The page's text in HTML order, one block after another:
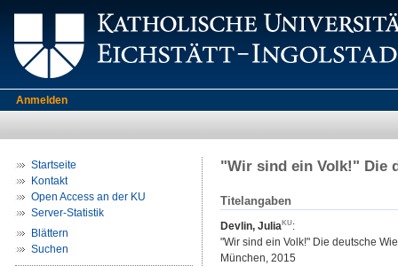
Anmelden
Startseite
Kontakt
Open Access an der KU
Server-Statistik
Blättern
Suchen
"Wir sind ein Volk!" Die
Titelangaben
Devlin, Julia
:
"Wir sind ein Volk!" Die deutsche
München, 2015